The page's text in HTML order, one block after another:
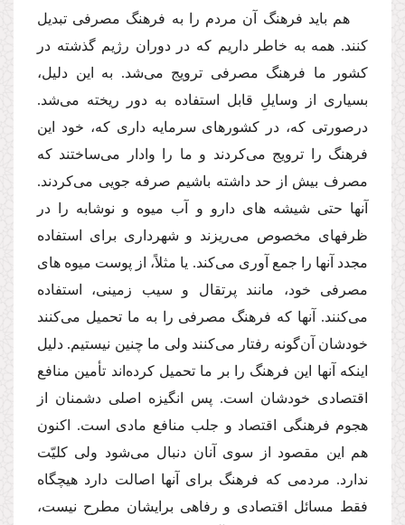
هم باید فرهنگ آن مردم را به فرهنگ مصرفى تبدیل
كنند. همه به خاطر داریم كه در دوران رژیم گذشته در
كشور ما فرهنگ مصرفى ترویج‌ مى‌شد. به این دلیل،
بسیارى از وسایلِ قابل استفاده به دور ریخته‌ مى‌شد.
درصورتى كه، در كشورهاى سرمایه دارى كه، خود این
فرهنگ را ترویج‌ مى‌كردند و ما را وادار‌ مى‌ساختند كه
مصرف بیش از حد داشته باشیم صرفه جویى‌ مى‌كردند.
آنها حتى شیشه هاى دارو و آب میوه و نوشابه را در
ظرفهاى مخصوص‌ مى‌ریزند و شهردارى براى استفاده
مجدد آنها را جمع آورى‌ مى‌كند. یا مثلاً، از پوست میوه هاى
مصرفى خود، مانند پرتقال و سیب زمینى، استفاده‌
مى‌كنند. آنها كه فرهنگ مصرفى را به ما تحمیل‌ مى‌كنند
خودشان آن‌گونه رفتار‌ مى‌كنند ولى ما چنین نیستیم. دلیل
اینكه آنها این فرهنگ را بر ما تحمیل كرده‌اند تأمین منافع
اقتصادى خودشان است. پس انگیزه اصلى دشمنان از
هجوم فرهنگى اقتصاد و جلب منافع مادى است. اكنون
هم این مقصود از سوى آنان دنبال‌ مى‌شود ولى كلیّت
ندارد. مردمى كه فرهنگ براى آنها اصالت دارد هیچگاه
فقط مسائل اقتصادى و رفاهى برایشان مطرح نیست،